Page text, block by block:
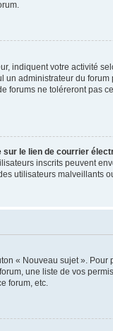
indiquent votre activité
administrateur du
forums ne toléreront
le lien de courrier
inscrits peuvent
utilisateurs malveillants
« Nouveau sujet ».
une liste de vos
forum, etc.